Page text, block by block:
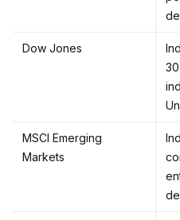
Dow Jones
MSCI Emerging
Markets